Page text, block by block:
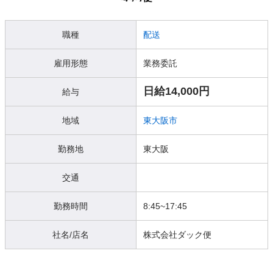
職種 配送
雇用形態 業務委託
給与 日給14,000円
地域 東大阪市
勤務地 東大阪
交通
勤務時間 8:45~17:45
社名/店名 株式会社ダック便